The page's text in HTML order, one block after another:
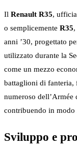
Il Renault R35,
o semplicemente R35
anni ’30, progettato
utilizzato durante la
come un mezzo
battaglioni di fanteria,
numeroso
contribuendo in
Sviluppo e